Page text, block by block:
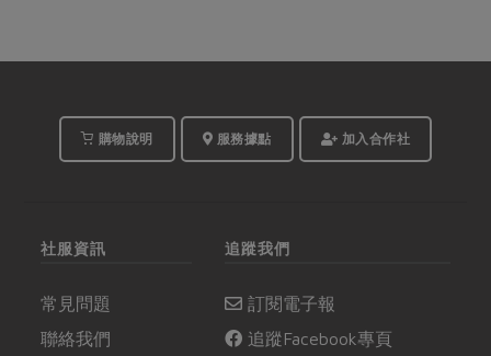
購物說明 服務據點 加入合作社
社服資訊
常見問題
聯絡我們
追蹤我們
訂閱電子報
追蹤Facebook專頁